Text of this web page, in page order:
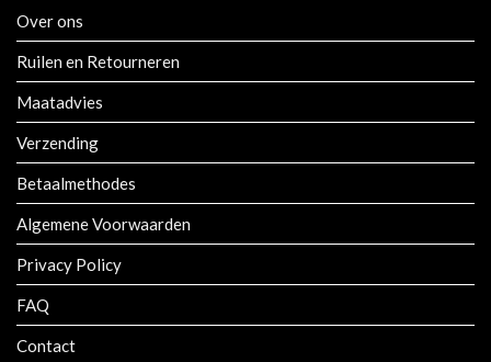
Over ons
Ruilen en Retourneren
Maatadvies
Verzending
Betaalmethodes
Algemene Voorwaarden
Privacy Policy
FAQ
Contact